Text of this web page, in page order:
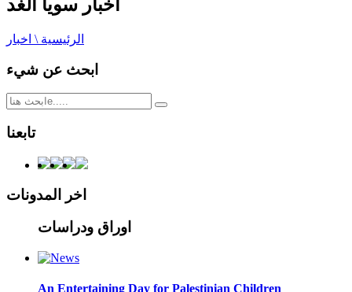
اخبار سويا الغد
الرئيسية \ اخبار
ابحث عن شيء
تابعنا
اخر المدونات
اوراق ودراسات
An Entertaining Day for Palestinian Children